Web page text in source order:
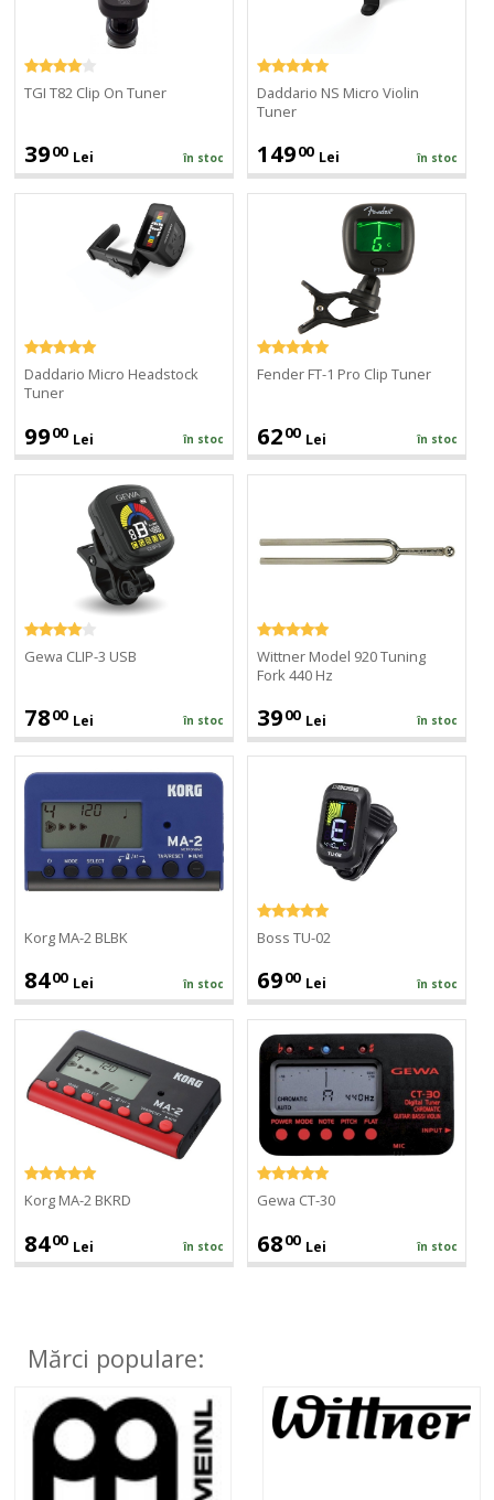
TGI T82 Clip On Tuner
3900 Lei în stoc
Daddario NS Micro Violin
Tuner
14900 Lei în stoc
Headstock
Daddario Micro Headstock
Tuner
9900 Lei în stoc
Fender FT-1 Pro Clip Tuner
6200 Lei în stoc
Gewa CLIP-3 USB
7800 Lei în stoc
Tuning
Hz
Wittner Model 920 Tuning
Fork 440 Hz
3900 Lei în stoc
Korg
MA-
BLBK
Korg MA-2 BLBK
8400 Lei în stoc
Boss TU-02
6900 Lei în stoc
BKRD
Korg MA-2 BKRD
8400 Lei în stoc
Gewa
CT-
Gewa CT-30
6800 Lei în stoc
Mărci populare: